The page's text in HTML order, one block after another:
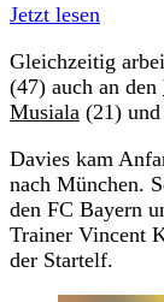
Jetzt lesen
Gleichzeitig
(47) auch an den
Musiala (21)
Davies kam
nach München.
den FC Bayern
Trainer Vincent
der Startelf.